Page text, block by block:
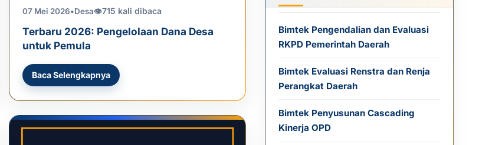
07 Mei 2026•Desa👁715 kali dibaca
Terbaru 2026: Pengelolaan Dana Desa
untuk Pemula
Baca Selengkapnya
Bimtek Pengendalian dan Evaluasi
RKPD Pemerintah Daerah
Bimtek Evaluasi Renstra dan Renja
Perangkat Daerah
Bimtek Penyusunan Cascading
Kinerja OPD